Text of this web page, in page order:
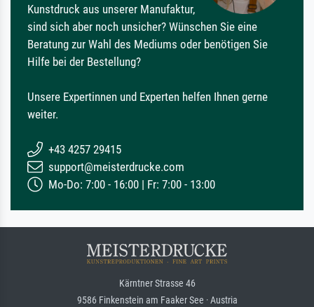
Kunstdruck aus unserer Manufaktur,
sind sich aber noch unsicher? Wünschen Sie eine
Beratung zur Wahl des Mediums oder benötigen Sie
Hilfe bei der Bestellung?
Unsere Expertinnen und Experten helfen Ihnen gerne
weiter.
+43 4257 29415
support@meisterdrucke.com
Mo-Do: 7:00 - 16:00 | Fr: 7:00 - 13:00
Kärntner Strasse 46
9586 Finkenstein am Faaker See · Austria